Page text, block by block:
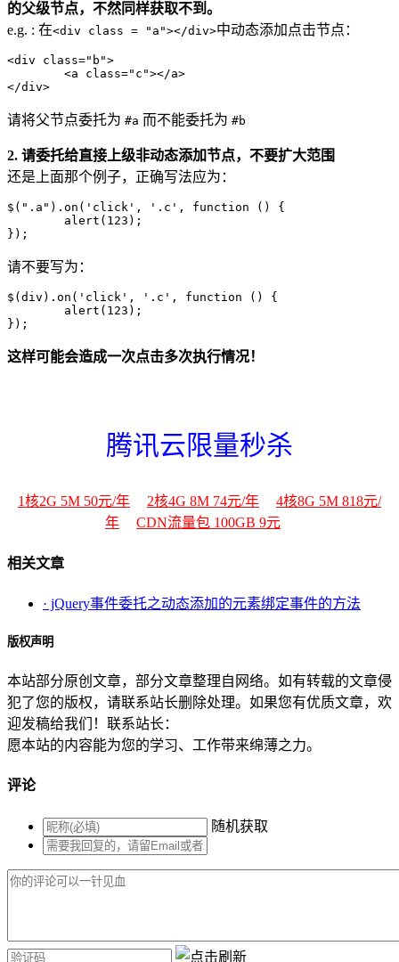
的父级节点，不然同样获取不到。
e.g. : 在<div class = "a"></div>中动态添加点击节点：
<div class="b">
请将父节点委托为 #a 而不能委托为 #b
2. 请委托给直接上级非动态添加节点，不要扩大范围
还是上面那个例子，正确写法应为：
$(".a").on('click', '.c', function () {
        alert(123);
请不要写为：
$(div).on('click', '.c', function () {
        alert(123);
这样可能会造成一次点击多次执行情况！
腾讯云限量秒杀
1核2G 5M 50元/年 2核4G 8M 74元/年
4核8G 5M 818元/
年
CDN流量包 100GB 9元
相关文章
· jQuery事件委托之动态添加的元素绑定事件的方法
版权声明
本站部分原创文章，部分文章整理自网络。如有转载的文章侵
犯了您的版权，请联系站长删除处理。如果您有优质文章，欢
迎发稿给我们！联系站长：
愿本站的内容能为您的学习、工作带来绵薄之力。
评论
随机获取